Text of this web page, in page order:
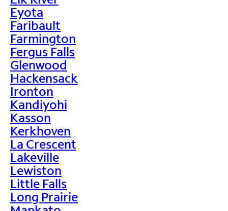
Eyota
Faribault
Farmington
Fergus Falls
Glenwood
Hackensack
Ironton
Kandiyohi
Kasson
Kerkhoven
La Crescent
Lakeville
Lewiston
Little Falls
Long Prairie